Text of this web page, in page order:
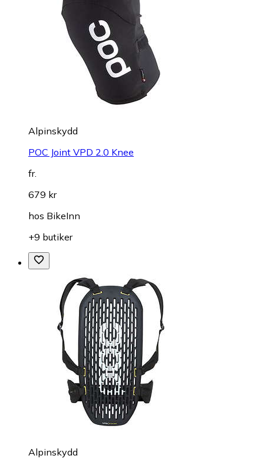
Alpinskydd
POC Joint VPD 2.0 Knee
fr.
679 kr
hos BikeInn
+9 butiker
Alpinskydd